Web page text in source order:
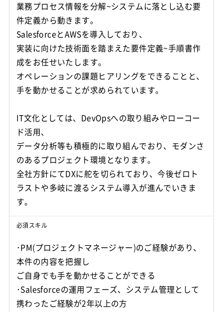
業務プロセス情報を分解~システムに落とし込む要
件定義から動きます。
SalesforceとAWSを導入しており、
実装に向けた技術面を踏まえた要件定義~手順書作
成をお任せいたします。
オペレーションの課題ヒアリングをできることと、
手を動かせることが求められています。
IT文化としては、DevOpsへの取り組みやローコー
ド活用、
データ分析等も積極的に取り組んでおり、モダンさ
のあるプロジェクト環境となります。
全社方針にてDXに舵を切られており、今後ゼロト
ラストや多岐に渡るシステム導入が進んでいきま
す。
必須スキル
･PM(プロジェクトマネージャー)のご経験があり、
本件の内容を把握し
ご自身でも手を動かせることができる
･Salesforceの運用フェーズ、システム管理として
携わったご経験が2年以上の方